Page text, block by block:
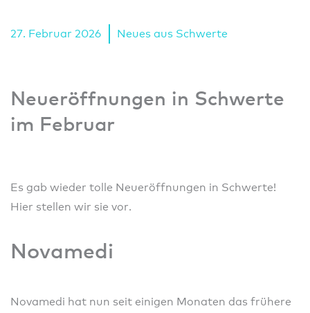
27. Februar 2026 Neues aus Schwerte
Neueröffnungen in Schwerte
im Februar
Es gab wieder tolle Neueröffnungen in Schwerte!
Hier stellen wir sie vor.
Novamedi
Novamedi hat nun seit einigen Monaten das frühere